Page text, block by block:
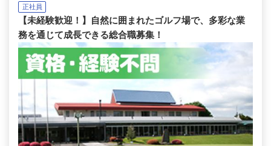
正社員
【未経験歓迎！】自然に囲まれたゴルフ場で、多彩な業
務を通じて成長できる総合職募集！